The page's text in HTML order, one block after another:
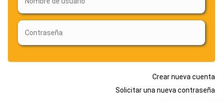
Crear nueva cuenta
Solicitar una nueva contraseña